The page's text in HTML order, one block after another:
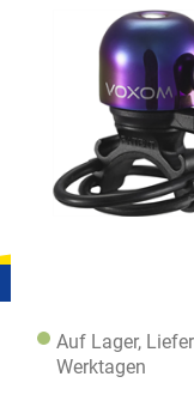
Auf Lager,
Werktagen